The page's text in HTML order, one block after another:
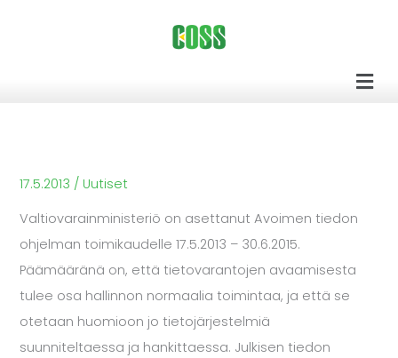
17.5.2013 / Uutiset
Valtiovarainministeriö on asettanut Avoimen tiedon
ohjelman toimikaudelle 17.5.2013 – 30.6.2015.
Päämääränä on, että tietovarantojen avaamisesta
tulee osa hallinnon normaalia toimintaa, ja että se
otetaan huomioon jo tietojärjestelmiä
suunniteltaessa ja hankittaessa. Julkisen tiedon